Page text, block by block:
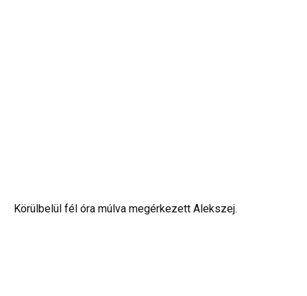
Körülbelül fél óra múlva megérkezett Alekszej.